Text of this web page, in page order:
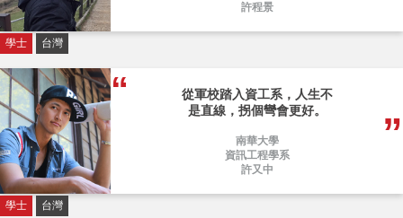
許程景
學士 台灣
從軍校踏入資工系，人生不
是直線，拐個彎會更好。
南華大學
資訊工程學系
許又中
學士 台灣